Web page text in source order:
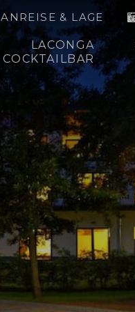
ANREISE & LAGE
LACONGA
COCKTAILBAR